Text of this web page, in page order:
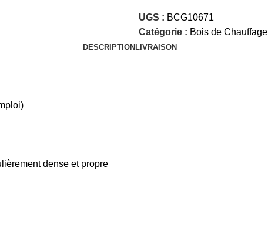
UGS : BCG10671
Catégorie : Bois de Chauffage
DESCRIPTION LIVRAISON
dense et propre